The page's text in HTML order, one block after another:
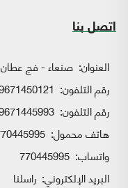
اتصل بنا
العنوان: صنعاء - فج
رقم التلفون:
رقم التلفون:
هاتف محمول:
واتساب:
البريد الإلكتروني: راسلنا